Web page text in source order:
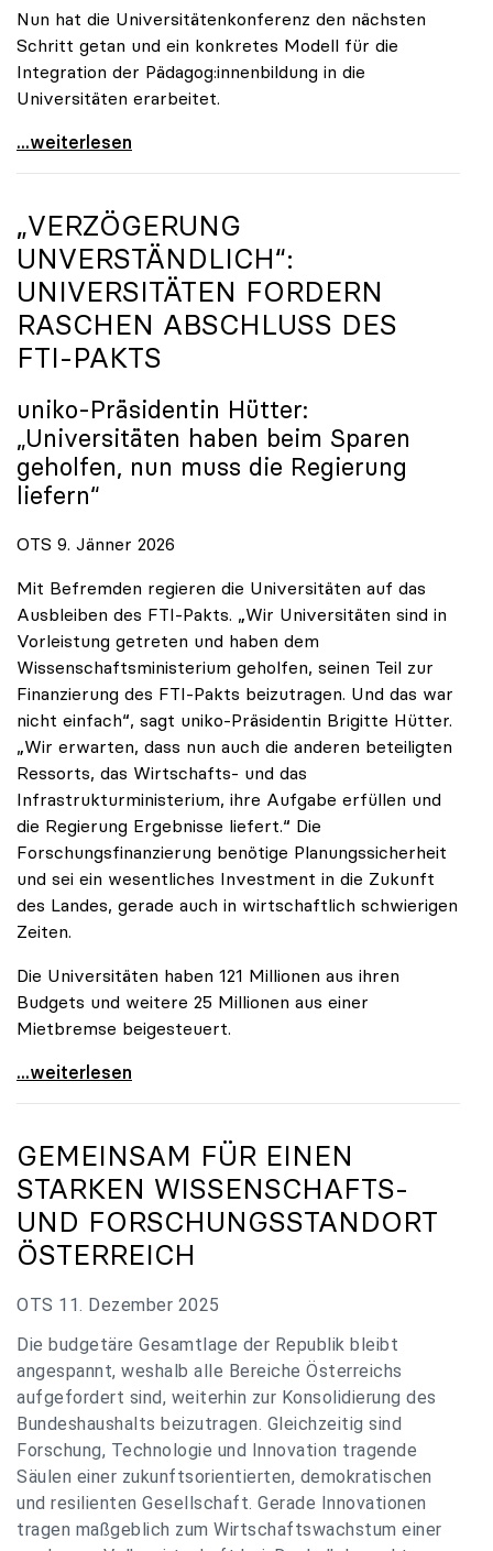
Nun hat die Universitätenkonferenz den nächsten
Schritt getan und ein konkretes Modell für die
Integration der Pädagog:innenbildung in die
Universitäten erarbeitet.
Schools of Education an den Universitäten: Für
...weiterlesen
„VERZÖGERUNG
UNVERSTÄNDLICH“:
UNIVERSITÄTEN FORDERN
RASCHEN ABSCHLUSS DES
FTI-PAKTS
uniko-Präsidentin Hütter:
„Universitäten haben beim Sparen
geholfen, nun muss die Regierung
liefern“
OTS 9. Jänner 2026
Mit Befremden regieren die Universitäten auf das
Ausbleiben des FTI-Pakts. „Wir Universitäten sind in
Vorleistung getreten und haben dem
Wissenschaftsministerium geholfen, seinen Teil zur
Finanzierung des FTI-Pakts beizutragen. Und das war
nicht einfach“, sagt uniko-Präsidentin Brigitte Hütter.
„Wir erwarten, dass nun auch die anderen beteiligten
Ressorts, das Wirtschafts- und das
Infrastrukturministerium, ihre Aufgabe erfüllen und
die Regierung Ergebnisse liefert.“ Die
Forschungsfinanzierung benötige Planungssicherheit
und sei ein wesentliches Investment in die Zukunft
des Landes, gerade auch in wirtschaftlich schwierigen
Zeiten.
Die Universitäten haben 121 Millionen aus ihren
Budgets und weitere 25 Millionen aus einer
Mietbremse beigesteuert.
„Verzögerung unverständlich“: Universitäten
...weiterlesen
GEMEINSAM FÜR EINEN
STARKEN WISSENSCHAFTS-
UND FORSCHUNGSSTANDORT
ÖSTERREICH
OTS 11. Dezember 2025
Die budgetäre Gesamtlage der Republik bleibt
angespannt, weshalb alle Bereiche Österreichs
aufgefordert sind, weiterhin zur Konsolidierung des
Bundeshaushalts beizutragen. Gleichzeitig sind
Forschung, Technologie und Innovation tragende
Säulen einer zukunftsorientierten, demokratischen
und resilienten Gesellschaft. Gerade Innovationen
tragen maßgeblich zum Wirtschaftswachstum einer